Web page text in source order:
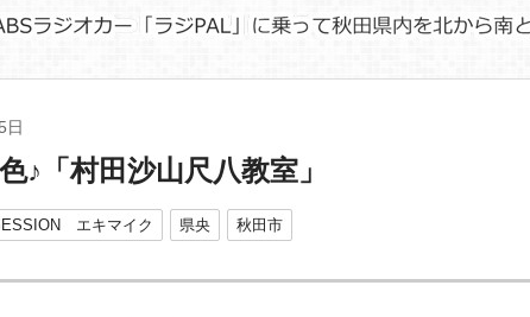
日
♪「村田沙山尺八教室」
エキマイク 県央 秋田市